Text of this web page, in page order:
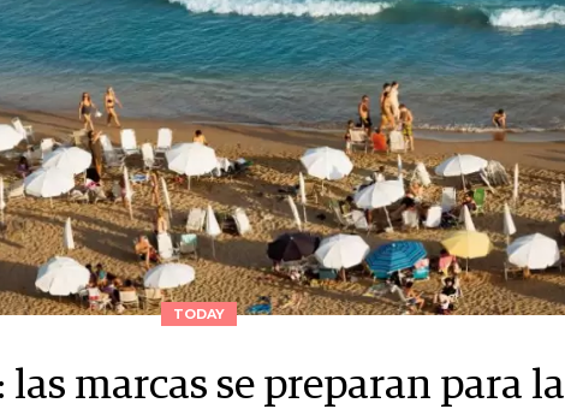
TODAY
marcas se preparan para la